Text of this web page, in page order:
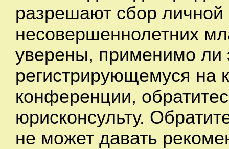
разрешают сбор
несовершеннолетних
уверены, применимо ли
регистрирующемуся на
конференции,
юрисконсульту.
не может давать